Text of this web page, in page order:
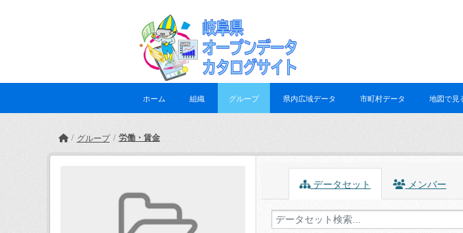
ホーム 組織 グループ 県内広域データ 市町村データ 地図で見
グループ 労働・賃金
データセット メンバー